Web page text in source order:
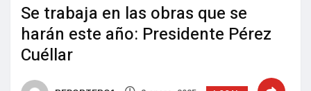
Se trabaja en las obras que se
harán este año: Presidente Pérez
Cuéllar